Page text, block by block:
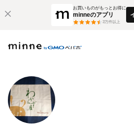
お買いものがもっとお得に
minneのアプリ
3万件以上